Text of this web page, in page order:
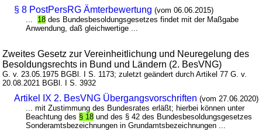
§ 8 PostPersRG Ämterbewertung (vom 06.06.2015)
... 18 des Bundesbesoldungsgesetzes findet mit der Maßgabe
Anwendung, daß gleichwertige ...
Zweites Gesetz zur Vereinheitlichung und Neuregelung des
Besoldungsrechts in Bund und Ländern (2. BesVNG)
G. v. 23.05.1975 BGBl. I S. 1173; zuletzt geändert durch Artikel 77 G. v.
20.08.2021 BGBl. I S. 3932
Artikel IX 2. BesVNG Übergangsvorschriften (vom 27.06.2020)
... mit Zustimmung des Bundesrates erläßt; hierbei können unter
Beachtung des § 18 und des § 42 des Bundesbesoldungsgesetzes
Sonderamtsbezeichnungen in Grundamtsbezeichnungen ...